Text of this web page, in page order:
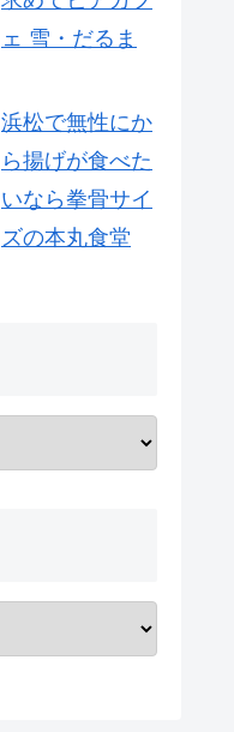
ェ 雪・だるま
浜松で無性にか
ら揚げが食べた
いなら拳骨サイ
ズの本丸食堂